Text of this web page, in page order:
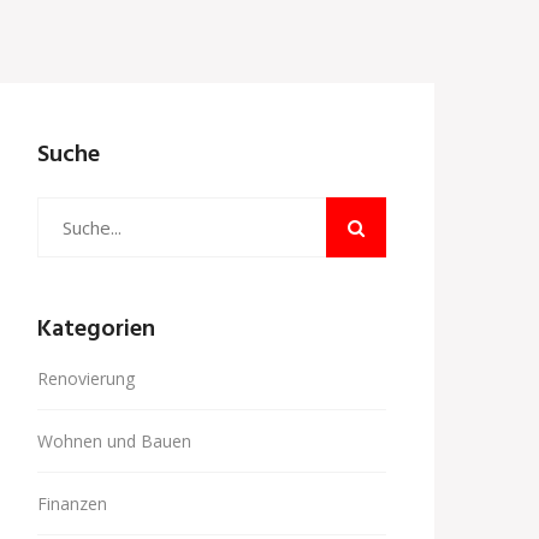
Suche
Kategorien
Renovierung
Wohnen und Bauen
Finanzen